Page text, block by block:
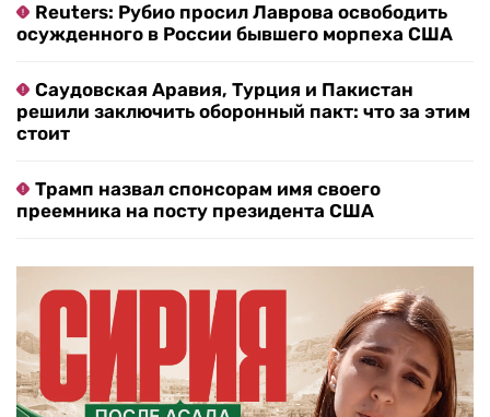
Reuters: Рубио просил Лаврова освободить
осужденного в России бывшего морпеха США
Саудовская Аравия, Турция и Пакистан
решили заключить оборонный пакт: что за этим
стоит
Трамп назвал спонсорам имя своего
преемника на посту президента США